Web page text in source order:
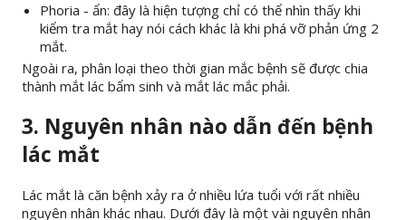
Phoria - ẩn: đây là hiện tượng chỉ có thể nhìn thấy khi
kiểm tra mắt hay nói cách khác là khi phá vỡ phản ứng 2
mắt.
Ngoài ra, phân loại theo thời gian mắc bệnh sẽ được chia
thành mắt lác bẩm sinh và mắt lác mắc phải.
3. Nguyên nhân nào dẫn đến bệnh
lác mắt
Lác mắt là căn bệnh xảy ra ở nhiều lứa tuổi với rất nhiều
nguyên nhân khác nhau. Dưới đây là một vài nguyên nhân